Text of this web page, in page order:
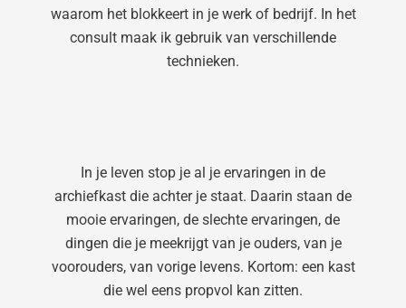
waarom het blokkeert in je werk of bedrijf. In het
consult maak ik gebruik van verschillende
technieken.
In je leven stop je al je ervaringen in de
archiefkast die achter je staat. Daarin staan de
mooie ervaringen, de slechte ervaringen, de
dingen die je meekrijgt van je ouders, van je
voorouders, van vorige levens. Kortom: een kast
die wel eens propvol kan zitten.